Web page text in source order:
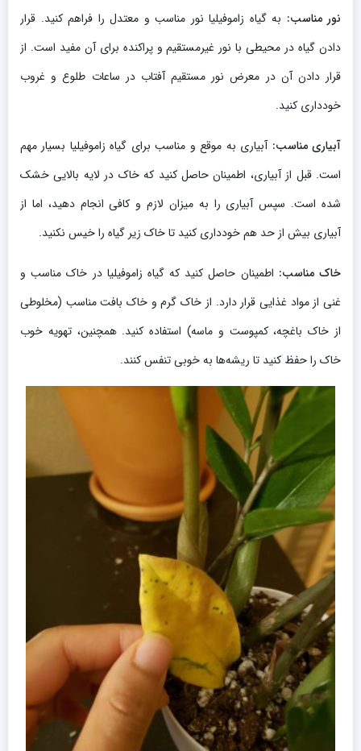
نور مناسب: به گیاه زاموفیلیا نور مناسب و معتدل را فراهم کنید. قرار
دادن گیاه در محیطی با نور غیرمستقیم و پراکنده برای آن مفید است. از
قرار دادن آن در معرض نور مستقیم آفتاب در ساعات طلوع و غروب
خودداری کنید.
آبیاری مناسب: آبیاری به موقع و مناسب برای گیاه زاموفیلیا بسیار مهم
است. قبل از آبیاری، اطمینان حاصل کنید که خاک در لایه بالایی خشک
شده است. سپس آبیاری را به میزان لازم و کافی انجام دهید، اما از
آبیاری بیش از حد هم خودداری کنید تا خاک زیر گیاه را خیس نکنید.
خاک مناسب: اطمینان حاصل کنید که گیاه زاموفیلیا در خاک مناسب و
غنی از مواد غذایی قرار دارد. از خاک گرم و خاک بافت مناسب (مخلوطی
از خاک باغچه، کمپوست و ماسه) استفاده کنید. همچنین، تهویه خوب
خاک را حفظ کنید تا ریشه‌ها به خوبی تنفس کنند.